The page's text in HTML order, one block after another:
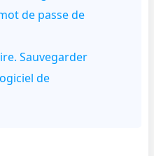
de passe de
Sauvegarder
de